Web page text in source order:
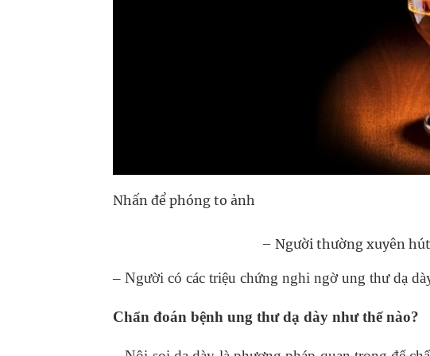
Nhấn để phóng to ảnh
– Người thường xuyên
– Người có các triệu chứng nghi ngờ ung thư dạ
Chẩn đoán bệnh ung thư dạ dày như thế nào?